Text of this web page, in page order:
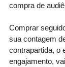
compra de
Comprar
sua contagem
contrapartida, o
engajamento,